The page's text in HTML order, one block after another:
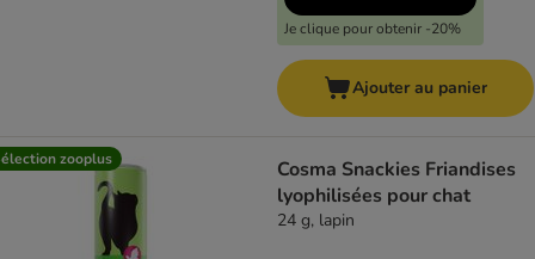
Je clique pour obtenir -20%
Ajouter au panier
zooplus
Cosma Snackies Friandises
lyophilisées pour chat
24 g, lapin